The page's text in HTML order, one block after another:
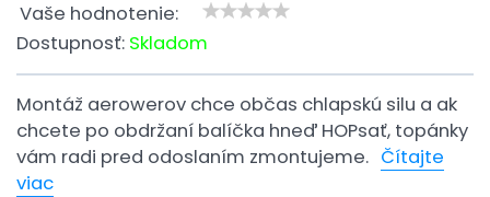
Vaše hodnotenie:
Dostupnosť: Skladom
Montáž aerowerov chce občas chlapskú silu a ak
chcete po obdržaní balíčka hneď HOPsať, topánky
vám radi pred odoslaním zmontujeme. Čítajte
viac